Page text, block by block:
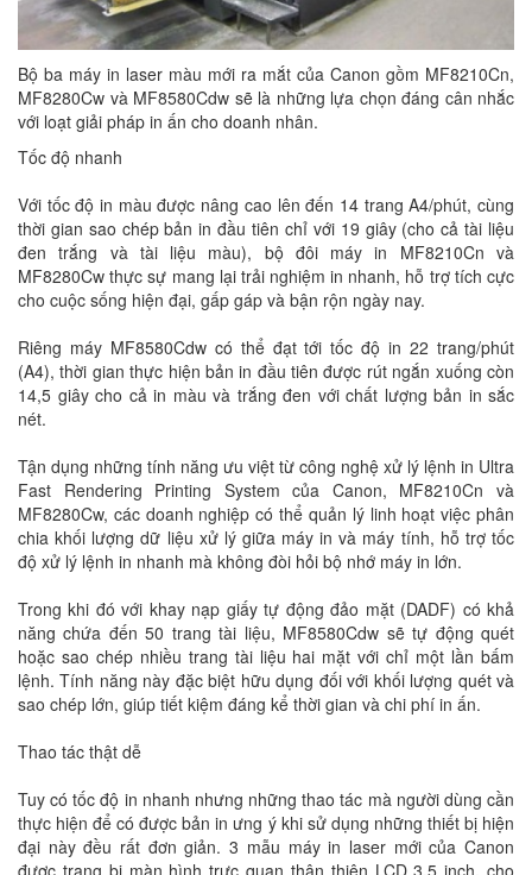
Bộ ba máy in laser màu mới ra mắt của Canon gồm MF8210Cn,
MF8280Cw và MF8580Cdw sẽ là những lựa chọn đáng cân nhắc
với loạt giải pháp in ấn cho doanh nhân.
Tốc độ nhanh
Với tốc độ in màu được nâng cao lên đến 14 trang A4/phút, cùng
thời gian sao chép bản in đầu tiên chỉ với 19 giây (cho cả tài liệu
đen trắng và tài liệu màu), bộ đôi máy in MF8210Cn và
MF8280Cw thực sự mang lại trải nghiệm in nhanh, hỗ trợ tích cực
cho cuộc sống hiện đại, gấp gáp và bận rộn ngày nay.
Riêng máy MF8580Cdw có thể đạt tới tốc độ in 22 trang/phút
(A4), thời gian thực hiện bản in đầu tiên được rút ngắn xuống còn
14,5 giây cho cả in màu và trắng đen với chất lượng bản in sắc
nét.
Tận dụng những tính năng ưu việt từ công nghệ xử lý lệnh in Ultra
Fast Rendering Printing System của Canon, MF8210Cn và
MF8280Cw, các doanh nghiệp có thể quản lý linh hoạt việc phân
chia khối lượng dữ liệu xử lý giữa máy in và máy tính, hỗ trợ tốc
độ xử lý lệnh in nhanh mà không đòi hỏi bộ nhớ máy in lớn.
Trong khi đó với khay nạp giấy tự động đảo mặt (DADF) có khả
năng chứa đến 50 trang tài liệu, MF8580Cdw sẽ tự động quét
hoặc sao chép nhiều trang tài liệu hai mặt với chỉ một lần bấm
lệnh. Tính năng này đặc biệt hữu dụng đối với khối lượng quét và
sao chép lớn, giúp tiết kiệm đáng kể thời gian và chi phí in ấn.
Thao tác thật dễ
Tuy có tốc độ in nhanh nhưng những thao tác mà người dùng cần
thực hiện để có được bản in ưng ý khi sử dụng những thiết bị hiện
đại này đều rất đơn giản. 3 mẫu máy in laser mới của Canon
được trang bị màn hình trực quan thân thiện LCD 3,5 inch, cho